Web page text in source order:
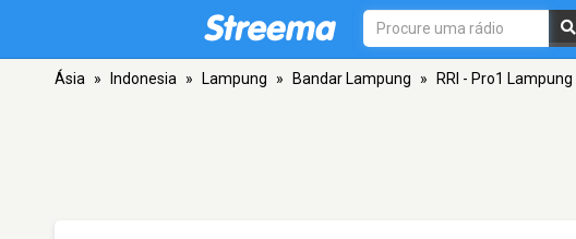
Ásia » Indonesia » Lampung » Bandar Lampung » RRI - Pro1 Lampung